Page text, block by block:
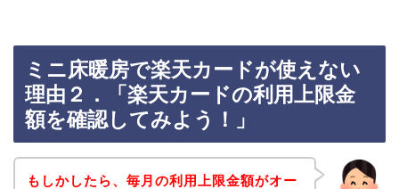
ミニ床暖房で楽天カードが使えない
理由２．「楽天カードの利用上限金
額を確認してみよう！」
もしかしたら、毎月の利用上限金額がオー